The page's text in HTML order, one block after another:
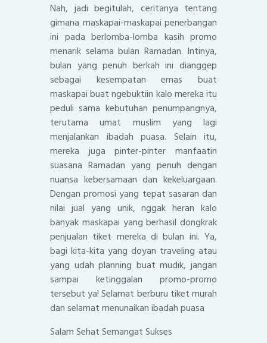
Nah, jadi begitulah, ceritanya tentang
gimana maskapai-maskapai penerbangan
ini pada berlomba-lomba kasih promo
menarik selama bulan Ramadan. Intinya,
bulan yang penuh berkah ini dianggep
sebagai kesempatan emas buat
maskapai buat ngebuktiin kalo mereka itu
peduli sama kebutuhan penumpangnya,
terutama umat muslim yang lagi
menjalankan ibadah puasa. Selain itu,
mereka juga pinter-pinter manfaatin
suasana Ramadan yang penuh dengan
nuansa kebersamaan dan kekeluargaan.
Dengan promosi yang tepat sasaran dan
nilai jual yang unik, nggak heran kalo
banyak maskapai yang berhasil dongkrak
penjualan tiket mereka di bulan ini. Ya,
bagi kita-kita yang doyan traveling atau
yang udah planning buat mudik, jangan
sampai ketinggalan promo-promo
tersebut ya! Selamat berburu tiket murah
dan selamat menunaikan ibadah puasa
Salam Sehat Semangat Sukses